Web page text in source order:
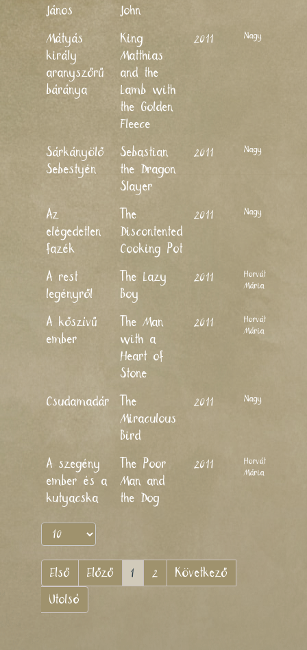
János
John
Mátyás
király
aranyszőrű
báránya
King
Matthias
and the
Lamb with
the Golden
Fleece
2011 Nagy Lajos
Sárkányölő
Sebestyén
Sebastian
the Dragon
Slayer
2011 Nagy Lajos
Az
elégedetlen
fazék
The
Discontented
Cooking Pot
2011 Nagy Lajos
A rest
legényről
The Lazy
Boy
2011
Horváth
Mária
A kőszívű
ember
The Man
with a
Heart of
Stone
2011
Horváth
Mária
Csudamadár
The
Miraculous
Bird
2011 Nagy Lajos
A szegény
ember és a
kutyacska
The Poor
Man and
the Dog
2011
Horváth
Mária
Első Előző 1 2 Következő
Utolsó